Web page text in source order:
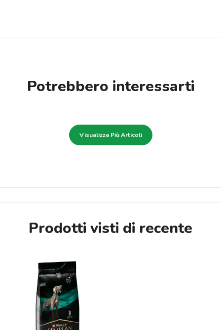
Potrebbero interessarti
Visualizza Più Articoli
Prodotti visti di recente